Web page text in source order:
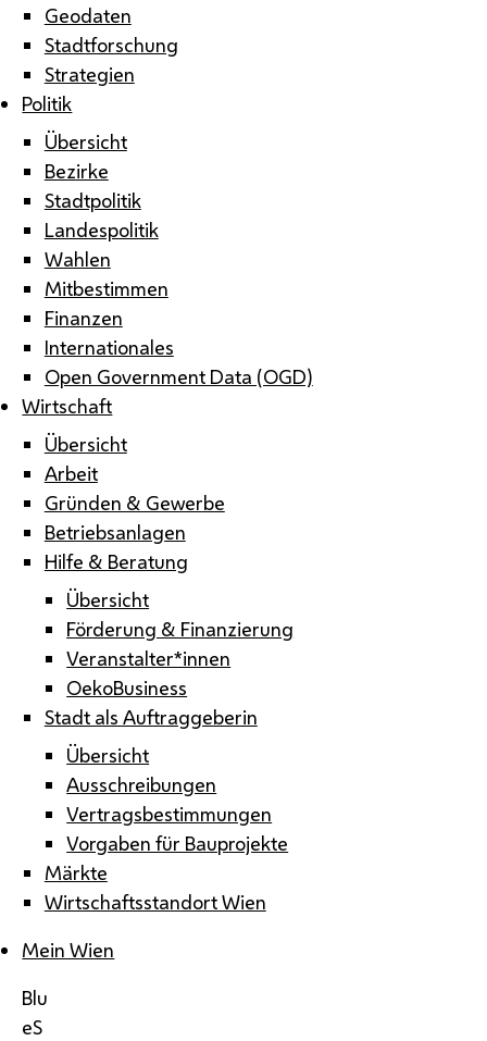
Geodaten
Stadtforschung
Strategien
Politik
Übersicht
Bezirke
Stadtpolitik
Landespolitik
Wahlen
Mitbestimmen
Finanzen
Internationales
Open Government Data (OGD)
Wirtschaft
Übersicht
Arbeit
Gründen & Gewerbe
Betriebsanlagen
Hilfe & Beratung
Übersicht
Förderung & Finanzierung
Veranstalter*innen
OekoBusiness
Stadt als Auftraggeberin
Übersicht
Ausschreibungen
Vertragsbestimmungen
Vorgaben für Bauprojekte
Märkte
Wirtschaftsstandort Wien
Mein Wien
Blu
eS